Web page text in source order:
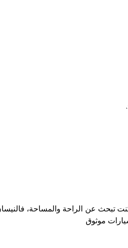
تبحث عن الراحة والمساحة،
موثوق